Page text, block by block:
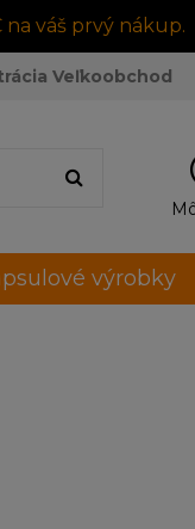
váš prvý nákup.
Veľkoobchod
výrobky